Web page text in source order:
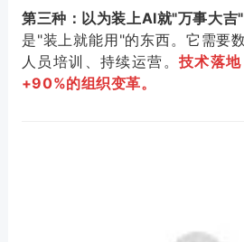
第三种：以为装上AI就"万事大吉"
是"装上就能用"的东西。它需要
人员培训、持续运营。 技术落
+90%的组织变革。